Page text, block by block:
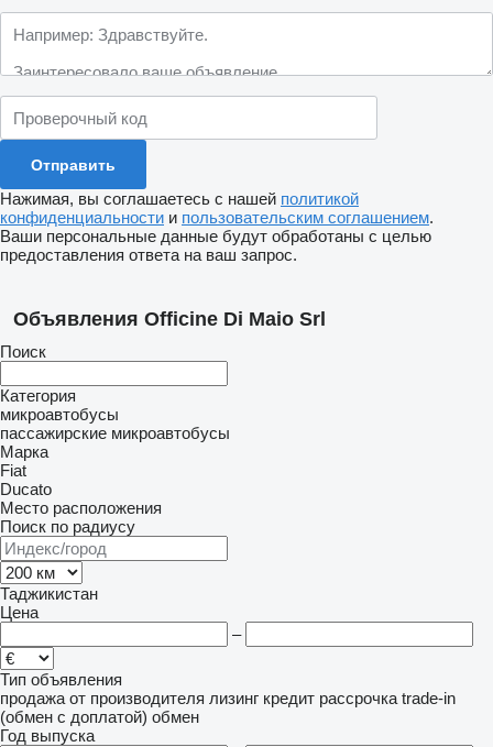
Нажимая, вы соглашаетесь с нашей политикой
конфиденциальности и пользовательским соглашением.
Ваши персональные данные будут обработаны с целью
предоставления ответа на ваш запрос.
Объявления Officine Di Maio Srl
Поиск
Категория
микроавтобусы
пассажирские микроавтобусы
Марка
Fiat
Ducato
Место расположения
Поиск по радиусу
Таджикистан
Цена
–
Тип объявления
продажа от производителя лизинг кредит рассрочка trade-in
(обмен с доплатой) обмен
Год выпуска